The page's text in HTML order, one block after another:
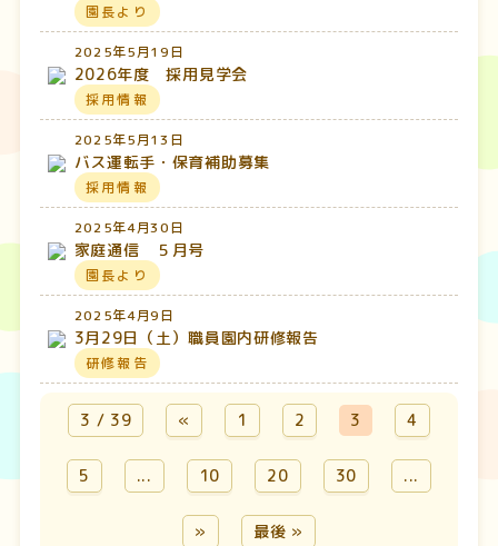
園長より
2025年5月19日
2026年度 採用見学会
採用情報
2025年5月13日
バス運転手・保育補助募集
採用情報
2025年4月30日
家庭通信 ５月号
園長より
2025年4月9日
3月29日（土）職員園内研修報告
研修報告
3 / 39 « 1 2 3 4
5 ... 10 20 30 ...
» 最後 »